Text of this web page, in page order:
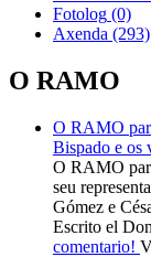
Fotolog (0)
Axenda (293)
O RAMO
O RAMO
Bispado e os
O RAMO
seu
Gómez e
Escrito el
comentario!